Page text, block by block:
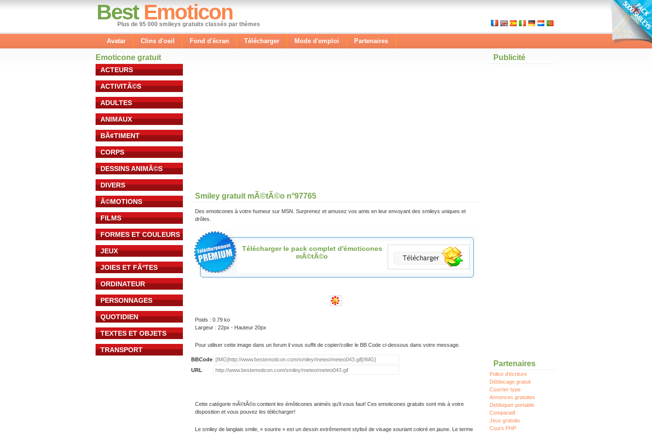
Best Emoticon
Plus de 95 000 smileys gratuits classés par thèmes
Avatar Clins d'oeil Fond d'écran Télécharger Mode d'emploi Partenaires
Emoticone gratuit
ACTEURS
ACTIVITÃ©S
ADULTES
ANIMAUX
BÃ¢TIMENT
CORPS
DESSINS ANIMÃ©S
DIVERS
Ã©MOTIONS
FILMS
FORMES ET COULEURS
JEUX
JOIES ET FÃªTES
ORDINATEUR
PERSONNAGES
QUOTIDIEN
TEXTES ET OBJETS
TRANSPORT
Smiley gratuit mÃ©tÃ©o n°97765
Des emoticones à votre humeur sur MSN. Surprenez et amusez vos amis en leur envoyant des smileys uniques et
drôles.
Télécharger le pack complet d'émoticones
mÃ©tÃ©o
Poids : 0.79 ko
Largeur : 22px - Hauteur 20px
Pour utiliser cette image dans un forum il vous suffit de copier/coller le BB Code ci-dessous dans votre message.
BBCode
URL
Cette catégorie mÃ©tÃ©o contient les émôticones animés qu'il vous faut! Ces emoticones gratuits sont mis à votre
disposition et vous pouvez les télécharger!
Le smiley de langlais smile, « sourire » est un dessin extrêmement stylisé de visage souriant coloré en jaune. Le terme
Publicité
Partenaires
Police d'écriture
Déblocage gratuit
Courrier type
Annonces gratuites
Debloquer portable
Comparatif
Jeux gratuits
Cours PHP